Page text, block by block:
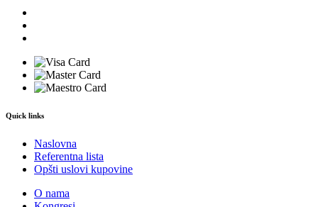
Quick links
Naslovna
Referentna lista
Opšti uslovi kupovine
O nama